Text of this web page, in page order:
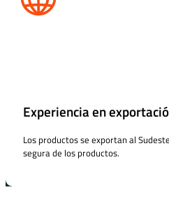
Experiencia en
Los productos se exportan al
segura de los productos.